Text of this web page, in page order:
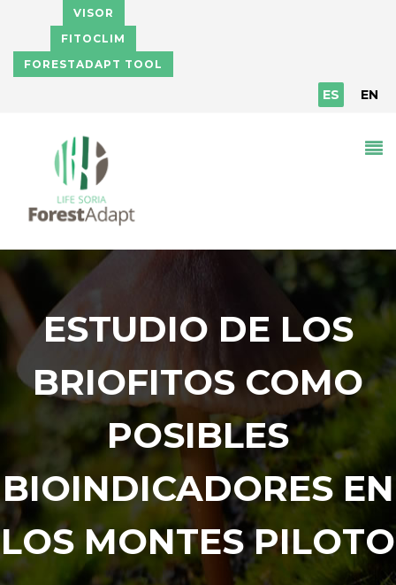
Pasar al contenido principal
VISOR
FITOCLIM
FORESTADAPT TOOL
ES EN
ESTUDIO DE LOS
BRIOFITOS COMO
POSIBLES
BIOINDICADORES EN
LOS MONTES PILOTO